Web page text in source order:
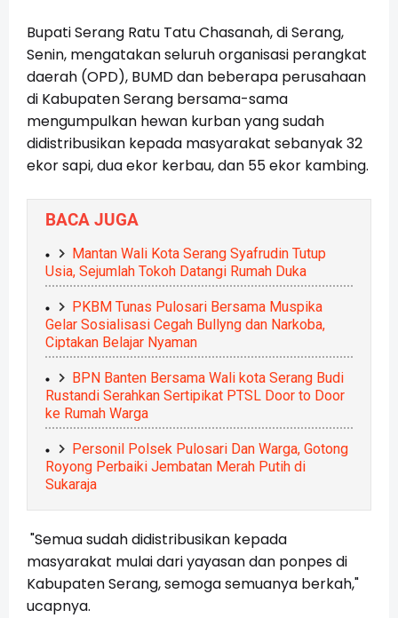
Bupati Serang Ratu Tatu Chasanah, di Serang,
Senin, mengatakan seluruh organisasi perangkat
daerah (OPD), BUMD dan beberapa perusahaan
di Kabupaten Serang bersama-sama
mengumpulkan hewan kurban yang sudah
didistribusikan kepada masyarakat sebanyak 32
ekor sapi, dua ekor kerbau, dan 55 ekor kambing.
BACA JUGA
Mantan Wali Kota Serang Syafrudin Tutup
Usia, Sejumlah Tokoh Datangi Rumah Duka
PKBM Tunas Pulosari Bersama Muspika
Gelar Sosialisasi Cegah Bullyng dan Narkoba,
Ciptakan Belajar Nyaman
BPN Banten Bersama Wali kota Serang Budi
Rustandi Serahkan Sertipikat PTSL Door to Door
ke Rumah Warga
Personil Polsek Pulosari Dan Warga, Gotong
Royong Perbaiki Jembatan Merah Putih di
Sukaraja
"Semua sudah didistribusikan kepada
masyarakat mulai dari yayasan dan ponpes di
Kabupaten Serang, semoga semuanya berkah,"
ucapnya.